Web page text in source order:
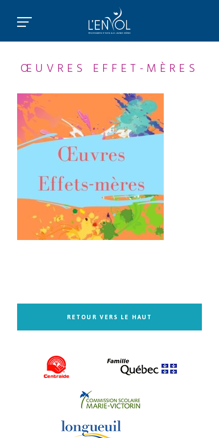
ŒUVRES EFFET-MÈRES
RETOUR VERS LE HAUT